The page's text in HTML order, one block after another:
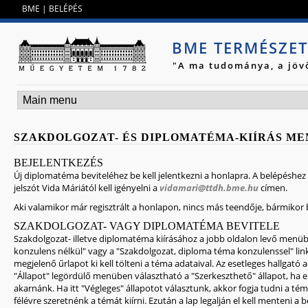
BME | BELÉPÉS
BME
"A ma tudománya, a
SZAKDOLGOZAT- ÉS DIPLOMATÉMA-KIÍRÁS
BEJELENTKEZÉS
Új diplomatéma beviteléhez be kell jelentkezni a honlapra. A
jelszót Vida Máriától kell igényelni avidamari@ttdh.bme.hucímen.
Aki valamikor már regisztrált a honlapon, nincs más teendője,
SZAKDOLGOZAT- VAGY DIPLOMATÉMA BEVITELE
Szakdolgozat- illetve diplomatéma kiírásához a jobb oldalon levő
konzulens nélkül" vagy a "Szakdolgozat, diploma téma konzulenssel"
megjelenő űrlapot ki kell tölteni a téma adataival. Az esetleges
"Állapot" legördülő menüben választható a "Szerkeszthető" állapot, ha
akarnánk. Ha itt "Végleges" állapotot választunk, akkor fogja tudni a
félévre szeretnénk a témát kiírni. Ezután a lap legalján el kell menteni a